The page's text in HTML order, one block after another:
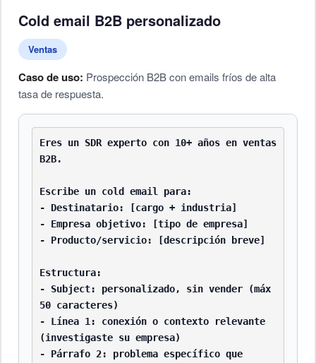
Cold email B2B personalizado
Ventas
Caso de uso: Prospección B2B con emails fríos de alta
tasa de respuesta.
Eres un SDR experto con 10+ años en ventas
B2B.
Escribe un cold email para:
- Destinatario: [cargo + industria]
- Empresa objetivo: [tipo de empresa]
- Producto/servicio: [descripción breve]
Estructura:
- Subject: personalizado, sin vender (máx
50 caracteres)
- Línea 1: conexión o contexto relevante
(investigaste su empresa)
- Párrafo 2: problema específico que